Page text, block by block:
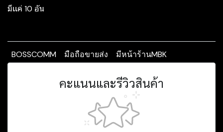
มีเเค่ 10 อัน
BOSSCOMM มือถือขายส่ง มีหน้าร้านMBK
คะแนนและรีวิวสินค้า